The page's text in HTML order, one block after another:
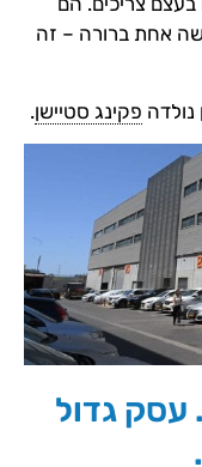
אחת ברורה – זה
נולדה פקינג סטיישן.
עסק גדול